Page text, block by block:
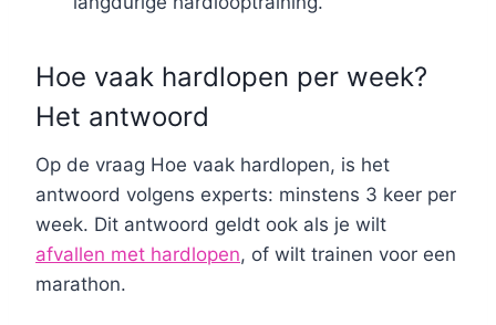
Hoe vaak hardlopen per week?
Het antwoord
Op de vraag Hoe vaak hardlopen, is het
antwoord volgens experts: minstens 3 keer per
week. Dit antwoord geldt ook als je wilt
afvallen met hardlopen, of wilt trainen voor een
marathon.